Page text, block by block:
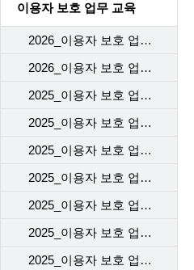
이용자 보호 업무 교육
2026_이용자 보호 업무 교육(1차)_개통센터
2026_이용자 보호 업무 교육(1차)_고객센터
2025_이용자 보호 업무 교육(2차)_고객센터
2025_이용자 보호 업무 교육(1차)_고객센터
2025_이용자 보호 업무 교육(2차)_개통센터
2025_이용자 보호 업무 교육(1차)_개통센터
2025_이용자 보호 업무 교육(2차)_voc 기본 교육
2025_이용자 보호 업무 교육(2차)_계약 시 고객에게 제공해야 할 필수고지 및 동의사항
2025_이용자 보호 업무 교육(2차)_개인정보 보호 교육